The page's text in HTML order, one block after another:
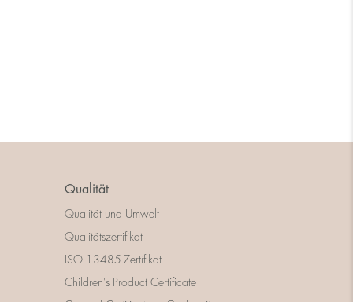
Qualität
Qualität und Umwelt
Qualitätszertifikat
ISO 13485-Zertifikat
Children's Product Certificate